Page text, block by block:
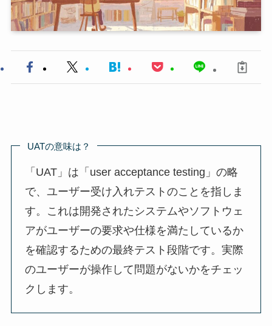
UATの意味は？
「UAT」は「user acceptance testing」の略
で、ユーザー受け入れテストのことを指しま
す。これは開発されたシステムやソフトウェ
アがユーザーの要求や仕様を満たしているか
を確認するための最終テスト段階です。実際
のユーザーが操作して問題がないかをチェッ
クします。